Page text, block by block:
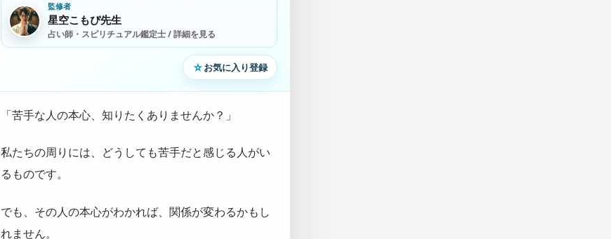
監修者
星空こもぴ先生
占い師・スピリチュアル鑑定士 / 詳細を見る
☆お気に入り登録
「苦手な人の本心、知りたくありませんか？」
私たちの周りには、どうしても苦手だと感じる人がい
るものです。
でも、その人の本心がわかれば、関係が変わるかもし
れません。